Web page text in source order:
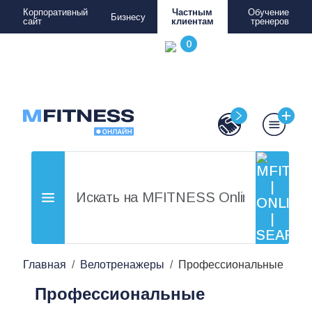
Корпоративный
сайт
Бизнесу
Частным
клиентам
Обучение
тренеров
Главная Велотренажеры Профессиональные
Профессиональные